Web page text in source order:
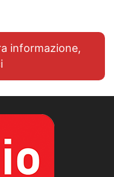
informazione,